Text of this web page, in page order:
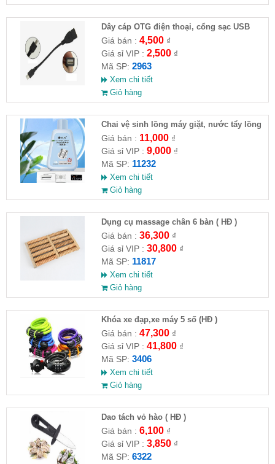
Dây cáp OTG điện thoại, cổng sạc USB
Giá bán : 4,500₫
Giá sỉ VIP : 2,500₫
Mã SP: 2963
Xem chi tiết
Giỏ hàng
Chai vệ sinh lồng máy giặt, nước tẩy lồng
máy giặt CLEANING FLUID
Giá bán : 11,000₫
Giá sỉ VIP : 9,000₫
Mã SP: 11232
Xem chi tiết
Giỏ hàng
Dụng cụ massage chân 6 bàn ( HĐ )
Giá bán : 36,300₫
Giá sỉ VIP : 30,800₫
Mã SP: 11817
Xem chi tiết
Giỏ hàng
Khóa xe đạp,xe máy 5 số (HĐ )
Giá bán : 47,300₫
Giá sỉ VIP : 41,800₫
Mã SP: 3406
Xem chi tiết
Giỏ hàng
Dao tách vỏ hào ( HĐ )
Giá bán : 6,100₫
Giá sỉ VIP : 3,850₫
Mã SP: 6322